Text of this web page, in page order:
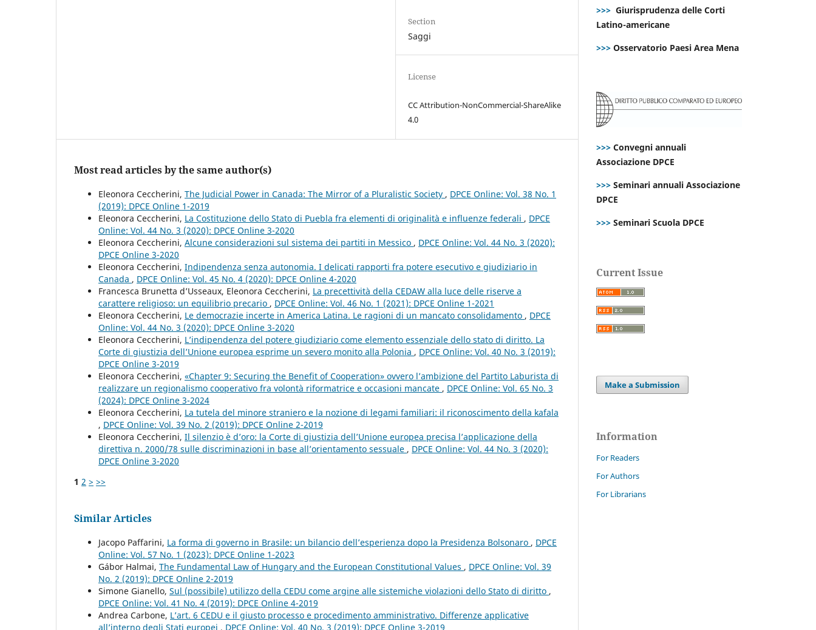
Section
Saggi
License
CC Attribution-NonCommercial-ShareAlike
4.0
Most read articles by the same author(s)
Eleonora Ceccherini, The Judicial Power in Canada: The Mirror of a Pluralistic Society , DPCE Online: Vol. 38 No. 1
(2019): DPCE Online 1-2019
Eleonora Ceccherini, La Costituzione dello Stato di Puebla fra elementi di originalità e influenze federali , DPCE
Online: Vol. 44 No. 3 (2020): DPCE Online 3-2020
Eleonora Ceccherini, Alcune considerazioni sul sistema dei partiti in Messico , DPCE Online: Vol. 44 No. 3 (2020):
DPCE Online 3-2020
Eleonora Ceccherini, Indipendenza senza autonomia. I delicati rapporti fra potere esecutivo e giudiziario in
Canada , DPCE Online: Vol. 45 No. 4 (2020): DPCE Online 4-2020
Francesca Brunetta d’Usseaux, Eleonora Ceccherini, La precettività della CEDAW alla luce delle riserve a
carattere religioso: un equilibrio precario , DPCE Online: Vol. 46 No. 1 (2021): DPCE Online 1-2021
Eleonora Ceccherini, Le democrazie incerte in America Latina. Le ragioni di un mancato consolidamento , DPCE
Online: Vol. 44 No. 3 (2020): DPCE Online 3-2020
Eleonora Ceccherini, L’indipendenza del potere giudiziario come elemento essenziale dello stato di diritto. La
Corte di giustizia dell’Unione europea esprime un severo monito alla Polonia , DPCE Online: Vol. 40 No. 3 (2019):
DPCE Online 3-2019
Eleonora Ceccherini, «Chapter 9: Securing the Benefit of Cooperation» ovvero l’ambizione del Partito Laburista di
realizzare un regionalismo cooperativo fra volontà riformatrice e occasioni mancate , DPCE Online: Vol. 65 No. 3
(2024): DPCE Online 3-2024
Eleonora Ceccherini, La tutela del minore straniero e la nozione di legami familiari: il riconoscimento della kafala
, DPCE Online: Vol. 39 No. 2 (2019): DPCE Online 2-2019
Eleonora Ceccherini, Il silenzio è d’oro: la Corte di giustizia dell’Unione europea precisa l’applicazione della
direttiva n. 2000/78 sulle discriminazioni in base all’orientamento sessuale , DPCE Online: Vol. 44 No. 3 (2020):
DPCE Online 3-2020
1 2 > >>
Similar Articles
Jacopo Paffarini, La forma di governo in Brasile: un bilancio dell’esperienza dopo la Presidenza Bolsonaro , DPCE
Online: Vol. 57 No. 1 (2023): DPCE Online 1-2023
Gábor Halmai, The Fundamental Law of Hungary and the European Constitutional Values , DPCE Online: Vol. 39
No. 2 (2019): DPCE Online 2-2019
Simone Gianello, Sul (possibile) utilizzo della CEDU come argine alle sistemiche violazioni dello Stato di diritto ,
DPCE Online: Vol. 41 No. 4 (2019): DPCE Online 4-2019
Andrea Carbone, L’art. 6 CEDU e il giusto processo e procedimento amministrativo. Differenze applicative
all’interno degli Stati europei , DPCE Online: Vol. 40 No. 3 (2019): DPCE Online 3-2019
>>> Giurisprudenza delle Corti
Latino-americane
>>> Osservatorio Paesi Area Mena
>>> Convegni annuali
Associazione DPCE
>>> Seminari annuali Associazione
DPCE
>>> Seminari Scuola DPCE
Current Issue
Make a Submission
Information
For Readers
For Authors
For Librarians